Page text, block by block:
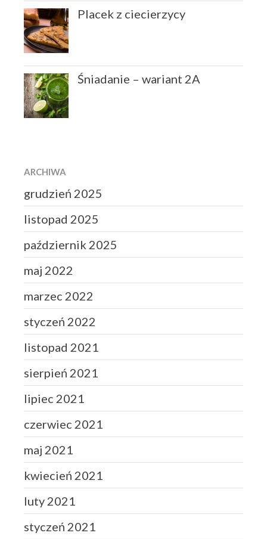
Placek z ciecierzycy
Śniadanie – wariant 2A
ARCHIWA
grudzień 2025
listopad 2025
październik 2025
maj 2022
marzec 2022
styczeń 2022
listopad 2021
sierpień 2021
lipiec 2021
czerwiec 2021
maj 2021
kwiecień 2021
luty 2021
styczeń 2021